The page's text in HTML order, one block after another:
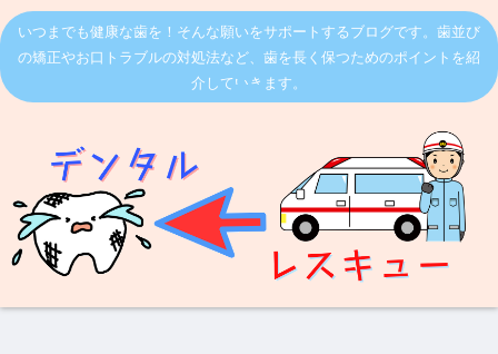
いつまでも健康な歯を！そんな願いをサポートするブログです。歯並び
の矯正やお口トラブルの対処法など、歯を長く保つためのポイントを紹
介していきます。